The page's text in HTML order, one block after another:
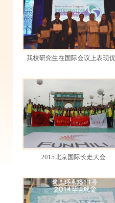
我校研究生在国际会议上表现
2015北京国际长走大会